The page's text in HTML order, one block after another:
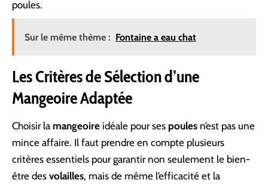
poules.
Sur le même thème : Fontaine a eau chat
Les Critères de Sélection d’une
Mangeoire Adaptée
Choisir la mangeoire idéale pour ses poules n’est pas une
mince affaire. Il faut prendre en compte plusieurs
critères essentiels pour garantir non seulement le bien-
être des volailles, mais de même l’efficacité et la